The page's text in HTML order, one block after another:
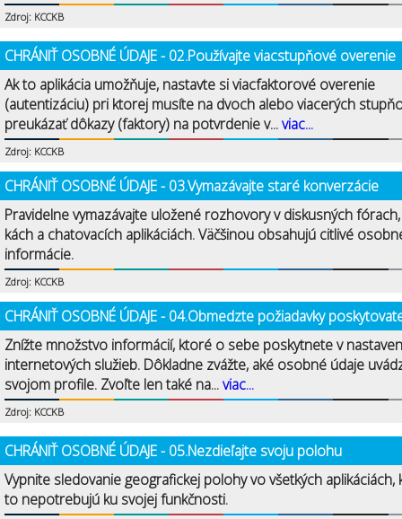
Zdroj: KCCKB
CHRÁNIŤ OSOBNÉ ÚDAJE - 02.Používajte viacstupňové overenie
Ak to aplikácia umožňuje, nastavte si viacfaktorové overenie
(autentizáciu) pri ktorej musíte na dvoch alebo viacerých
preukázať dôkazy (faktory) na potvrdenie v...viac...
Zdroj: KCCKB
CHRÁNIŤ OSOBNÉ ÚDAJE - 03.Vymazávajte staré konverzácie
Pravidelne vymazávajte uložené rozhovory v diskusných fórach,
kách a chatovacích aplikáciách. Väčšinou obsahujú citlivé
informácie.
Zdroj: KCCKB
CHRÁNIŤ OSOBNÉ ÚDAJE - 04.Obmedzte požiadavky
Znížte množstvo informácií, ktoré o sebe poskytnete v
internetových služieb. Dôkladne zvážte, aké osobné údaje
svojom profile. Zvoľte len také na...viac...
Zdroj: KCCKB
CHRÁNIŤ OSOBNÉ ÚDAJE - 05.Nezdieľajte svoju polohu
Vypnite sledovanie geografickej polohy vo všetkých aplikáciách,
to nepotrebujú ku svojej funkčnosti.